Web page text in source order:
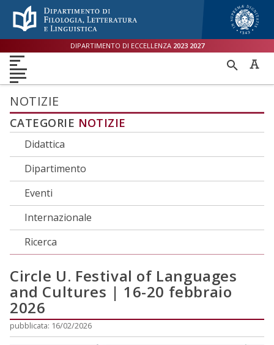
Menù accessibilità
to main menu
to content
DIPARTIMENTO DI ECCELLENZA 2023 2027
NOTIZIE
CATEGORIE NOTIZIE
Didattica
Dipartimento
Eventi
Internazionale
Ricerca
Circle U. Festival of Languages
and Cultures | 16-20 febbraio
2026
pubblicata: 16/02/2026